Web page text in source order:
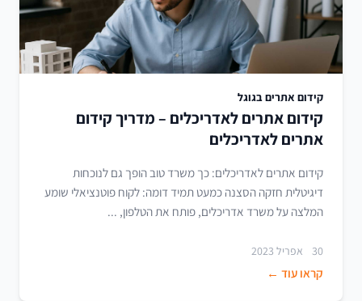
קידום אתרים בגוגל
קידום אתרים לאדריכלים – מדריך קידום
אתרים לאדריכלים
קידום אתרים לאדריכלים: כך משרד טוב הופך גם לנוכחות
דיגיטלית חזקה הסצנה כמעט תמיד דומה: לקוח פוטנציאלי שומע
המלצה על משרד אדריכלים, פותח את הטלפון, ...
30 אפריל 2023
קראו עוד ←